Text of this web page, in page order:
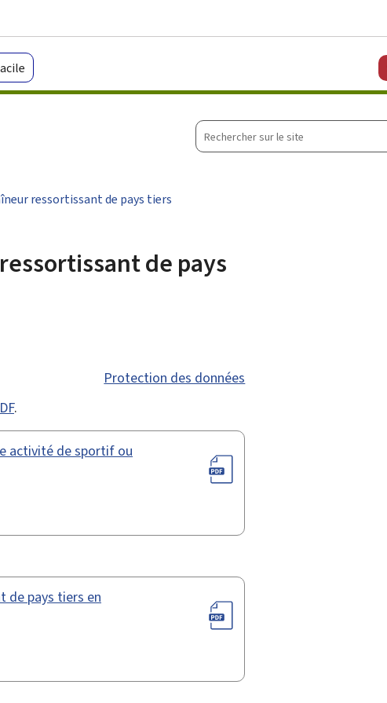
Rechercher
sur
ressortissant de pays tiers
de pays
Protection des données
.
activité de sportif ou
de pays tiers en